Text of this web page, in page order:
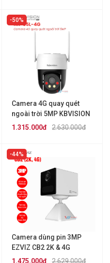
50%
Camera 4G quay quét
ngoài trời 5MP KBVISION
KX-S5L-4G
2.630.000đ
1.315.000đ
44%
Camera dùng pin 3MP
EZVIZ CB2 2K & 4G
(Trong nhà)
2.629.000đ
1.475.000đ